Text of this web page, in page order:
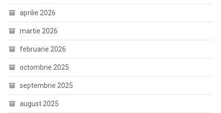
aprilie 2026
martie 2026
februarie 2026
octombrie 2025
septembrie 2025
august 2025